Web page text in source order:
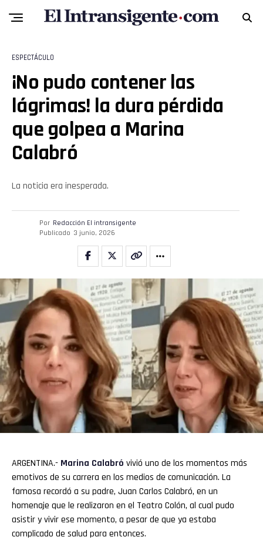
ESPECTÁCULO
¡No pudo contener las
lágrimas! la dura pérdida
que golpea a Marina
Calabró
La noticia era inesperada.
Por Redacción El intransigente
Publicado 3 junio, 2026
ARGENTINA.- Marina Calabró vivió uno de los momentos más
emotivos de su carrera en los medios de comunicación. La
famosa recordó a su padre, Juan Carlos Calabró, en un
homenaje que le realizaron en el Teatro Colón, al cual pudo
asistir y vivir ese momento, a pesar de que ya estaba
complicado de salud para entonces.
Reddit
Whatsapp
Email